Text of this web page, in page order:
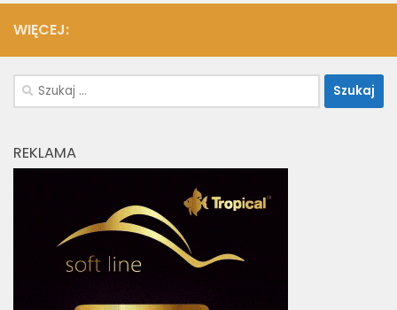
WIĘCEJ:
Szukaj:
REKLAMA